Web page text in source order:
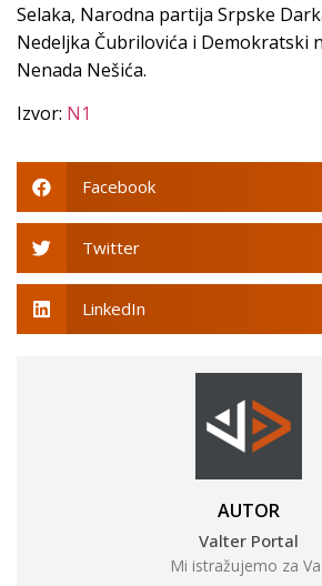
Selaka, Narodna partija Srpske
Nedeljka Čubrilovića i Demokratski
Nenada Nešića.
Izvor: N1
Facebook
Twitter
LinkedIn
AUTOR
Valter Portal
Mi istražujemo za